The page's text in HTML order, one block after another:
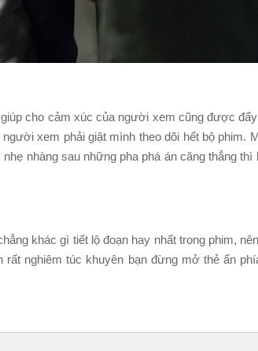
cho cảm xúc của người xem cũng được
xem phải giật mình theo dõi hết bộ phim.
nhàng sau những pha phá án căng thẳng thì
khác gì tiết lộ đoạn hay nhất trong phim,
nghiêm túc khuyên bạn đừng mở thẻ ẩn